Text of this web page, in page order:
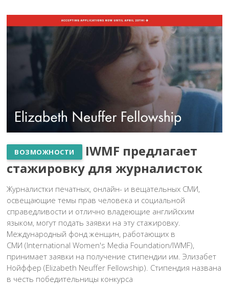
ВОЗМОЖНОСТИ
IWMF предлагает
стажировку для журналисток
Журналистки печатных, онлайн- и вещательных СМИ,
освещающие темы прав человека и социальной
справедливости и отлично владеющие английским
языком, могут подать заявки на эту стажировку.
Международный фонд женщин, работающих в
СМИ (International Women's Media Foundation/IWMF),
принимает заявки на получение стипендии им. Элизабет
Нойффер (Elizabeth Neuffer Fellowship). Стипендия названа
в честь победительницы конкурса